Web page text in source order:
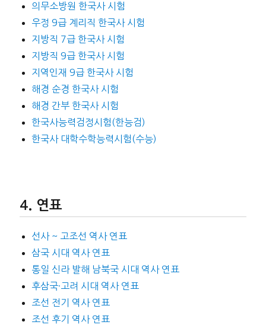
의무소방원 한국사 시험
우정 9급 계리직 한국사 시험
지방직 7급 한국사 시험
지방직 9급 한국사 시험
지역인재 9급 한국사 시험
해경 순경 한국사 시험
해경 간부 한국사 시험
한국사능력검정시험(한능검)
한국사 대학수학능력시험(수능)
연표
선사 ~ 고조선 역사 연표
삼국 시대 역사 연표
통일 신라 발해 남북국 시대 역사 연표
후삼국·고려 시대 역사 연표
조선 전기 역사 연표
조선 후기 역사 연표